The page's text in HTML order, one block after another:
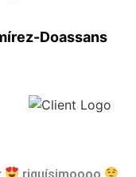
Doassans
riquísimoooo